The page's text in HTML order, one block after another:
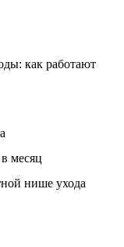
месяц
нише ухода